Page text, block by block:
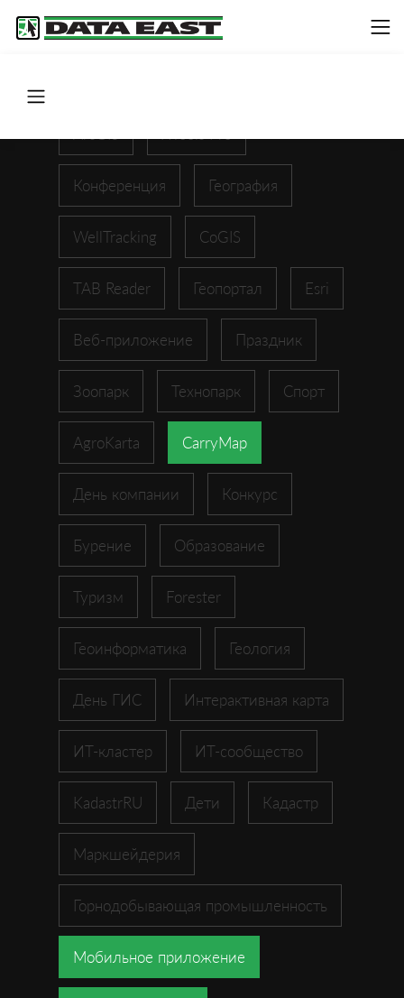
Конференция География
WellTracking CoGIS
TAB Reader Геопортал Esri
Веб-приложение Праздник
Зоопарк Технопарк Спорт
AgroKarta CarryMap
День компании Конкурс
Бурение Образование
Туризм Forester
Геоинформатика Геология
День ГИС Интерактивная карта
ИТ-кластер ИТ-сообщество
KadastrRU Дети Кадастр
Маркшейдерия
Горнодобывающая промышленность
Мобильное приложение